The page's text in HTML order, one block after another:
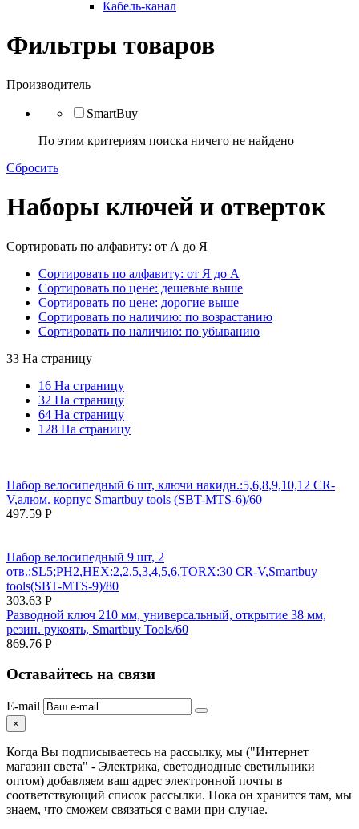
Кабель-канал
Фильтры товаров
Производитель
SmartBuy
По этим критериям поиска ничего не найдено
Сбросить
Наборы ключей и отверток
Сортировать по алфавиту: от А до Я
Сортировать по алфавиту: от Я до А
Сортировать по цене: дешевые выше
Сортировать по цене: дорогие выше
Сортировать по наличию: по возрастанию
Сортировать по наличию: по убыванию
33 На страницу
16 На страницу
32 На страницу
64 На страницу
128 На страницу
Набор велосипедный 6 шт, ключи накидн.:5,6,8,9,10,12 CR-
V,алюм. корпус Smartbuy tools (SBT-MTS-6)/60
497.59 Р
Набор велосипедный 9 шт, 2
отв.:SL5;PH2,HEX:2,2.5,3,4,5,6,TORX:30 CR-V,Smartbuy
tools(SBT-MTS-9)/80
303.63 Р
Разводной ключ 210 мм, универсальный, открытие 38 мм,
резин. рукоять, Smartbuy Tools/60
869.76 Р
Оставайтесь на связи
E-mail
×
Когда Вы подписываетесь на рассылку, мы ("Интернет
магазин света" - Электрика, светодиодные светильники
оптом) добавляем ваш адрес электронной почты в
соответствующий список рассылки. Пока он хранится там, мы
знаем, что сможем связаться с вами при случае.